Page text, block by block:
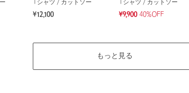
Tシャツ / カットソー
¥12,100
Tシャツ / カットソー
¥9,900 40%OFF
もっと見る